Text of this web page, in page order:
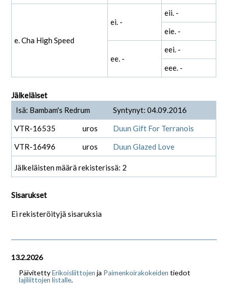
e. Cha High Speed
ei. -
eii. -
eie. -
ee. -
eei. -
eee. -
Jälkeläiset
Isä: Bambam's Redrum
Syntynyt: 04.09.2016
VTR-16535
uros
Duun Gift For Terranois
VTR-16496
uros Duun Glazed Love
Jälkeläisten määrä rekisterissä: 2
Sisarukset
Ei rekisteröityjä sisaruksia
13.2.2026
PäivitettyErikoisliittojen ja Paimenkoirakokeiden tiedot
lajiliittojen listalle.